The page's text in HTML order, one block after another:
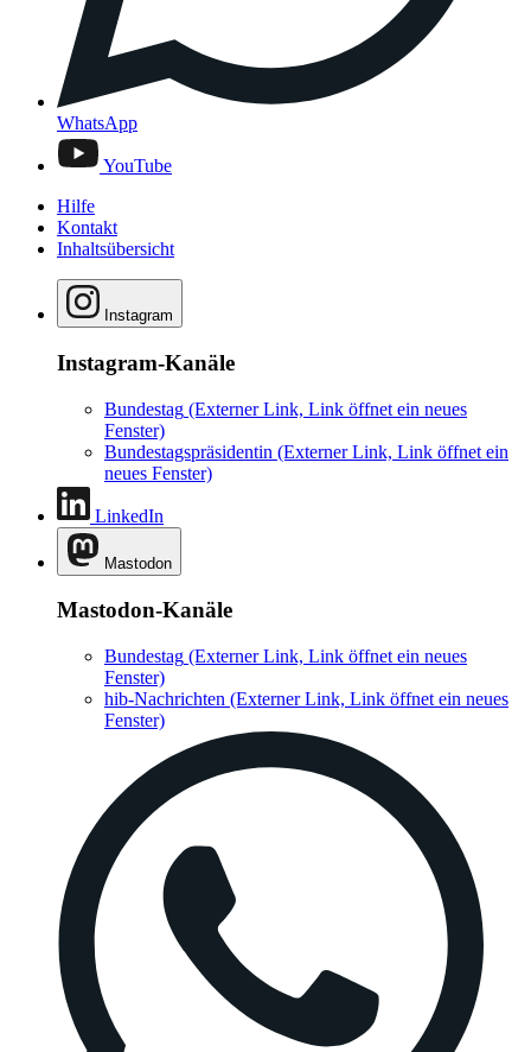
WhatsApp
YouTube
Hilfe
Kontakt
Inhaltsübersicht
Instagram
Instagram-Kanäle
Bundestag (Externer Link, Link öffnet ein neues
Fenster)
Bundestagspräsidentin (Externer Link, Link öffnet ein
neues Fenster)
LinkedIn
Mastodon
Mastodon-Kanäle
Bundestag (Externer Link, Link öffnet ein neues
Fenster)
hib-Nachrichten (Externer Link, Link öffnet ein neues
Fenster)